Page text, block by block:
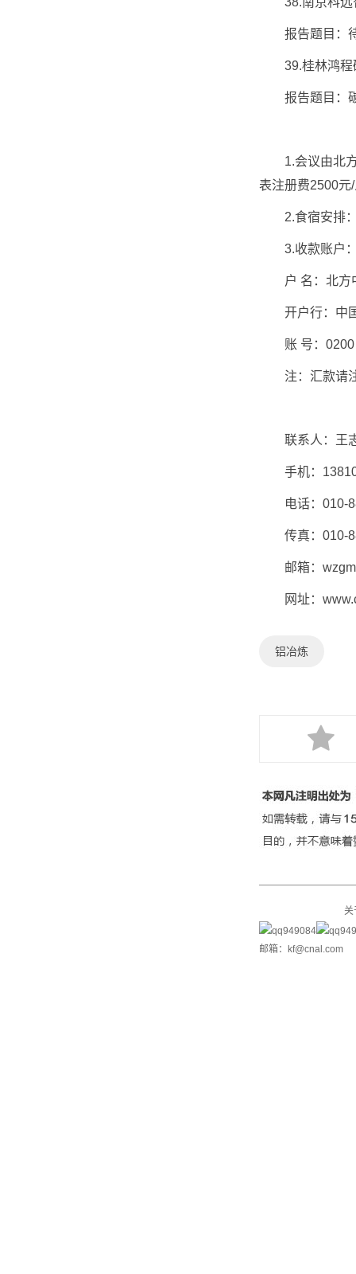
报告题目：
39.桂林鸿程矿
报告题目：碳
1.会议由北方
表注册费2500元
2.食宿安排：
3.收款账户
户 名：北方中
开户行：中国
账 号：0200
注：汇款请注
联系人：王
手机：
电话：010-
传真：010-
邮箱：
网址：
铝冶炼
关
邮箱：kf@cnal.com